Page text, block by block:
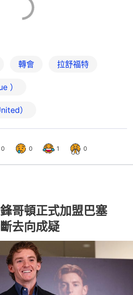
轉會 拉舒福特
）
）
0 0 1 0
哥頓正式加盟巴塞
去向成疑